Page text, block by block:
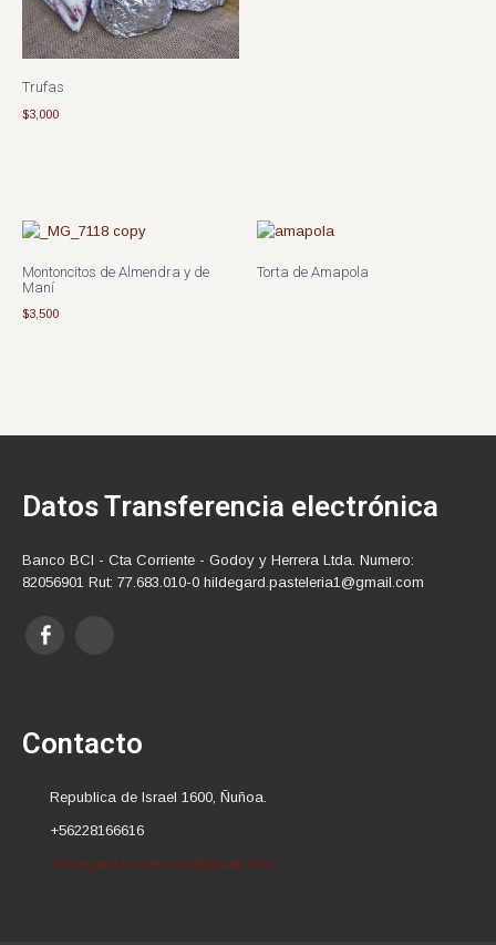
Trufas
$3,000
Montoncitos de Almendra y de
Maní
$3,500
Torta de Amapola
Datos Transferencia electrónica
Banco BCI - Cta Corriente - Godoy y Herrera Ltda. Numero:
82056901 Rut: 77.683.010-0 hildegard.pasteleria1@gmail.com
Contacto
Republica de Israel 1600, Ñuñoa.
+56228166616
hildegard.pasteleria1@gmail.com